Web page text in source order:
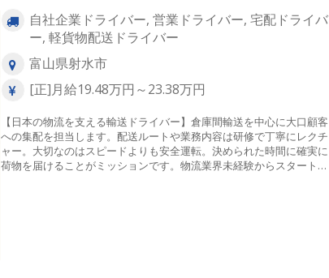
自社企業ドライバー, 営業ドライバー, 宅配ドライバ
ー, 軽貨物配送ドライバー
富山県射水市
[正]月給19.48万円～23.38万円
【日本の物流を支える輸送ドライバー】倉庫間輸送を中心に大口顧客
への集配を担当します。配送ルートや業務内容は研修で丁寧にレクチ
ャー。大切なのはスピードよりも安全運転。決められた時間に確実に
荷物を届けることがミッションです。物流業界未経験からスタートし